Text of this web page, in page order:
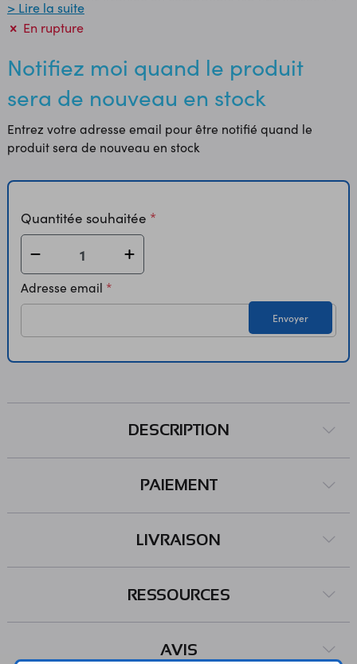
Il commande individuellement les 144 leds des matrices
CharlieFlex (non inclus). Possibilité de créer des effets
lumineux (lignes, cercles, textes, etc) à partir d'une librairie
compatible Arduino disponible en téléchargement. Le
module dispose d'une mémoire ram capable de stocker
sans matrice à leds (à commander séparément).
Caractéristiques: - alimentation: 5 Vcc - interface: I2C -
> Lire la suite
En rupture
Notifiez moi quand le produit
sera de nouveau en stock
Entrez votre adresse email pour être notifié quand le
produit sera de nouveau en stock
Quantitée souhaitée
Adresse email
Envoyer
DESCRIPTION
PAIEMENT
LIVRAISON
RESSOURCES
AVIS